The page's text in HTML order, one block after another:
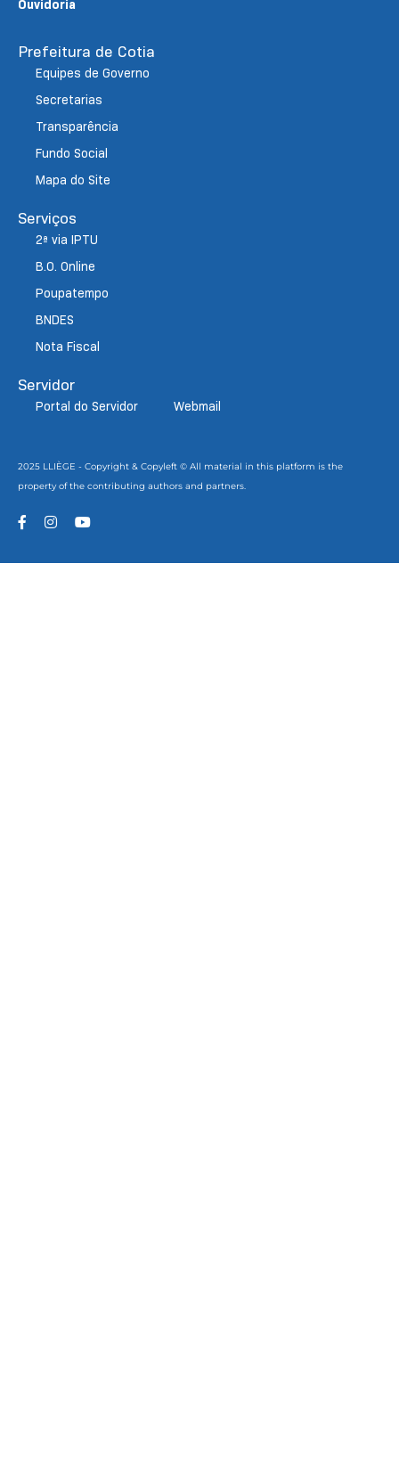
Ouvidoria
Prefeitura de Cotia
Equipes de Governo
Secretarias
Transparência
Fundo Social
Mapa do Site
Serviços
2ª via IPTU
B.O. Online
Poupatempo
BNDES
Nota Fiscal
Servidor
Portal do Servidor Webmail
2025 LLIÈGE - Copyright & Copyleft © All material in this platform is the
property of the contributing authors and partners.